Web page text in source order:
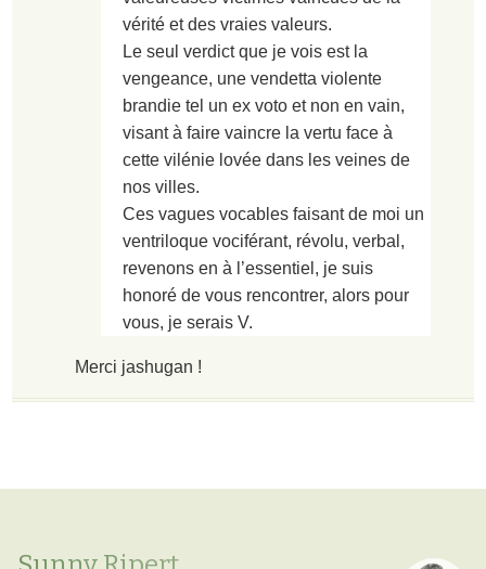
vérité et des vraies valeurs.
Le seul verdict que je vois est la
vengeance, une vendetta violente
brandie tel un ex voto et non en vain,
visant à faire vaincre la vertu face à
cette vilénie lovée dans les veines de
nos villes.
Ces vagues vocables faisant de moi un
ventriloque vociférant, révolu, verbal,
revenons en à l’essentiel, je suis
honoré de vous rencontrer, alors pour
vous, je serais V.
Merci jashugan !